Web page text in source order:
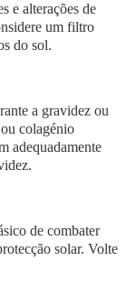
e alterações de
um filtro
do sol.
a gravidez ou
colagénio
adequadamente
de combater
solar. Volte